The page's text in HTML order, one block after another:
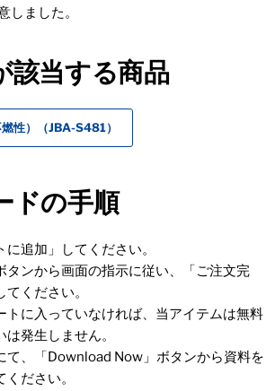
しました。
該当する商品
性）（JBA-S481）
ドの手順
追加」してください。
タンから画面の指示に従い、「ご注文完
ください。
に入っていなければ、当アイテムは無料
発生しません。
て、「Download Now」ボタンから資料を
ださい。